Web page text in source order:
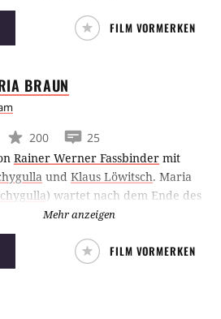
erotisch aufgeladenen Dramas
Spader und Holly Hunter.FILM VORMERKEN
BRAUN
200
25
Rainer Werner Fassbinder mit
und Klaus Löwitsch. Maria
) wartet nach dem Ende des
jeden Tag auf die
Mannes Hermann (
), den sie erst kurz zuvor geheiratet
bekommt schließlich die Nachricht,
einem Kabarett zu arbeiten und
Mehr anzeigen
FILM VORMERKEN